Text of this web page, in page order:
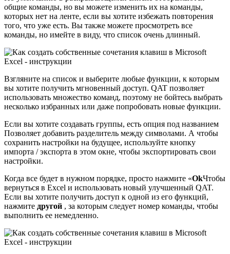
общие команды, но вы можете изменить их на команды,
которых нет на ленте, если вы хотите избежать повторения
того, что уже есть. Вы также можете просмотреть все
команды, но имейте в виду, что список очень длинный.
Взгляните на список и выберите любые функции, к которым
вы хотите получить мгновенный доступ. QAT позволяет
использовать множество команд, поэтому не бойтесь выбрать
несколько избранных или даже попробовать новые функции.
Если вы хотите создавать группы, есть опция под названием
Позволяет добавить разделитель между символами. А чтобы
сохранить настройки на будущее, используйте кнопку
импорта / экспорта в этом окне, чтобы экспортировать свои
настройки.
Когда все будет в нужном порядке, просто нажмите «OkЧтобы
вернуться в Excel и использовать новый улучшенный QAT.
Если вы хотите получить доступ к одной из его функций,
нажмите другой , за которым следует номер команды, чтобы
выполнить ее немедленно.